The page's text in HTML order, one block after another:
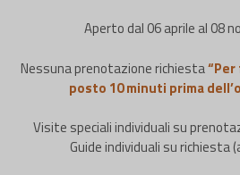
Aperto dal 06 aprile al 08
Nessuna prenotazione richiesta
posto 10 minuti prima
Visite speciali individuali su
Guide individuali su richiesta